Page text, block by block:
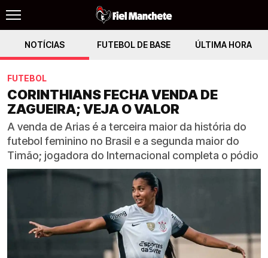
NOTÍCIAS FUTEBOL DE BASE ÚLTIMA HORA
FUTEBOL
CORINTHIANS FECHA VENDA DE
ZAGUEIRA; VEJA O VALOR
A venda de Arias é a terceira maior da história do
futebol feminino no Brasil e a segunda maior do
Timão; jogadora do Internacional completa o pódio